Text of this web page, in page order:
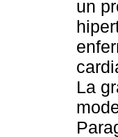
un
La